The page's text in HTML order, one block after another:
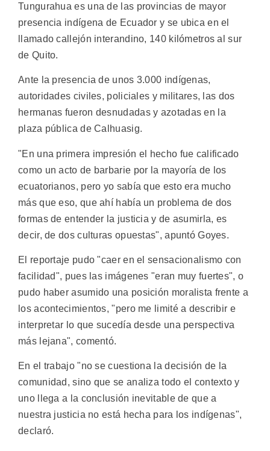
Tungurahua es una de las provincias de mayor
presencia indígena de Ecuador y se ubica en el
llamado callejón interandino, 140 kilómetros al sur
de Quito.
Ante la presencia de unos 3.000 indígenas,
autoridades civiles, policiales y militares, las dos
hermanas fueron desnudadas y azotadas en la
plaza pública de Calhuasig.
"En una primera impresión el hecho fue calificado
como un acto de barbarie por la mayoría de los
ecuatorianos, pero yo sabía que esto era mucho
más que eso, que ahí había un problema de dos
formas de entender la justicia y de asumirla, es
decir, de dos culturas opuestas", apuntó Goyes.
El reportaje pudo "caer en el sensacionalismo con
facilidad", pues las imágenes "eran muy fuertes", o
pudo haber asumido una posición moralista frente a
los acontecimientos, "pero me limité a describir e
interpretar lo que sucedía desde una perspectiva
más lejana", comentó.
En el trabajo "no se cuestiona la decisión de la
comunidad, sino que se analiza todo el contexto y
uno llega a la conclusión inevitable de que a
nuestra justicia no está hecha para los indígenas",
declaró.